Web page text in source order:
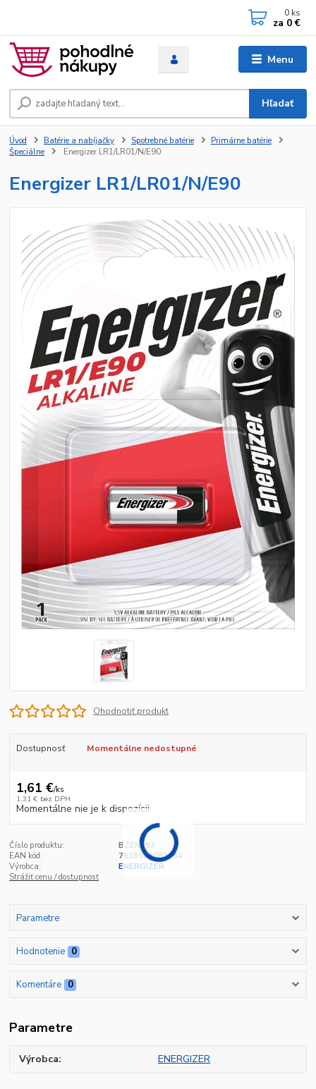
Menu
Hľadať
0 ks
za 0 €
Úvod Batérie a nabíjačky Spotrebné batérie
Primárne batérie
Špeciálne
Energizer LR1/LR01/N/E90
Energizer LR1/LR01/N/E90
Ohodnotiť produkt
Dostupnosť Momentálne nedostupné
1,61 €/ks
1,31 € bez DPH
Momentálne nie je k dispozícii
Číslo produktu:
BZEN893
EAN kód:
7638900083064
Výrobca:
ENERGIZER
Strážiť cenu / dostupnosť
Parametre
Hodnotenie 0
Komentáre 0
Parametre
Výrobca ENERGIZER